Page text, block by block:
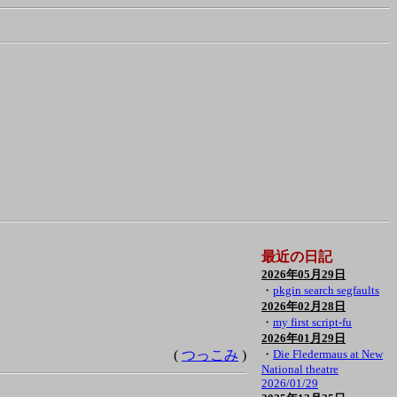
( つっこみ )
最近の日記
2026年05月29日
・ pkgin search segfaults
2026年02月28日
・ my first script-fu
2026年01月29日
・ Die Fledermaus at New
National theatre
2026/01/29